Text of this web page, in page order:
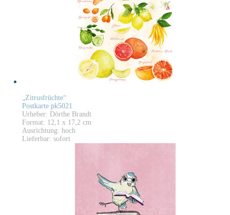
„Zitrusfrüchte“
Postkarte pk5021
Urheber: Dörthe Brandt
Format: 12,1 x 17,2 cm
Ausrichtung: hoch
Lieferbar: sofort